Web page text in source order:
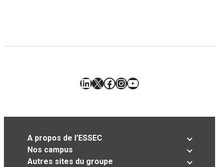
LinkedIn
X Facebook
Instagram
YouTube
A propos de l’ESSEC
Nos campus
Autres sites du groupe